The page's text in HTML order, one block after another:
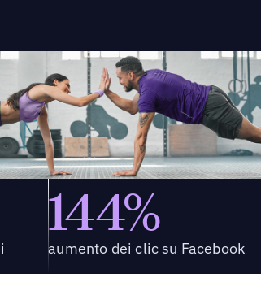
144%
aumento dei clic su Facebook